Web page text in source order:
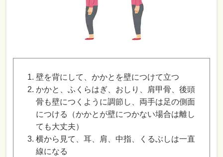
壁を背にして、かかとを壁につけて立つ
かかと、ふくらはぎ、おしり、肩甲骨、後頭
骨も壁につくように調節し、両手は足の側面
につける（かかとが壁につかない場合は離し
ても大丈夫）
横から見て、耳、肩、中指、くるぶしは一直
線になる